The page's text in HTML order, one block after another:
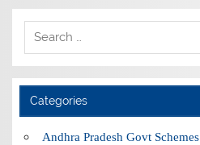
Categories
Andhra Pradesh Govt Schemes